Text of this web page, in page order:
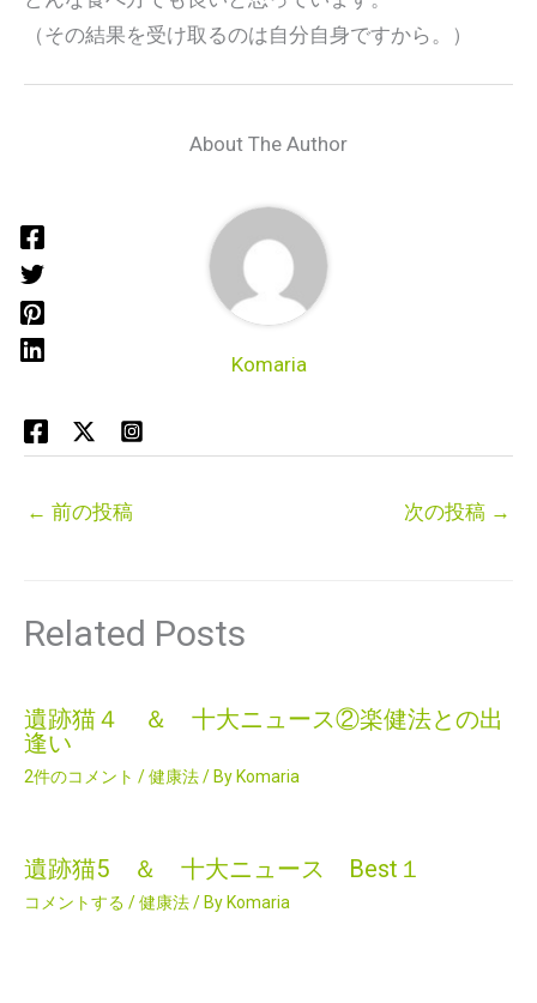
（その結果を受け取るのは自分自身ですから。）
About The Author
Komaria
← 前の投稿 次の投稿 →
Related Posts
遺跡猫４ ＆ 十大ニュース②楽健法との出
逢い
2件のコメント /健康法/ By Komaria
遺跡猫5 ＆ 十大ニュース Best１
コメントする /健康法/ By Komaria